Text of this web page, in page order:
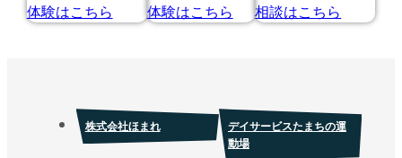
株式会社ほまれ
デイサービスたまちの運
動場